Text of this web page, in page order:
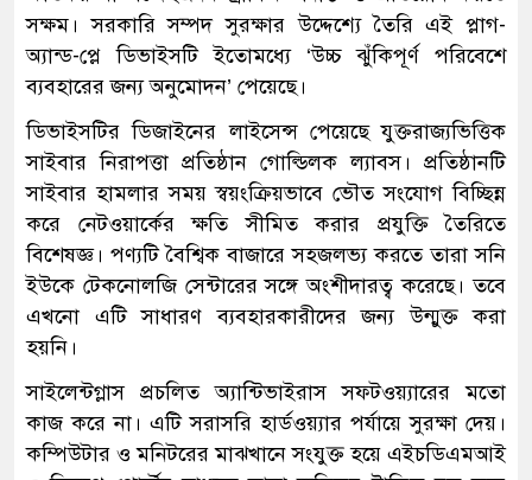
সক্ষম। সরকারি সম্পদ সুরক্ষার উদ্দেশ্যে তৈরি এই প্লাগ-
অ্যান্ড-প্লে ডিভাইসটি ইতোমধ্যে ‘উচ্চ ঝুঁকিপূর্ণ পরিবেশে
ব্যবহারের জন্য অনুমোদন’ পেয়েছে।
ডিভাইসটির ডিজাইনের লাইসেন্স পেয়েছে যুক্তরাজ্যভিত্তিক
সাইবার নিরাপত্তা প্রতিষ্ঠান গোল্ডিলক ল্যাবস। প্রতিষ্ঠানটি
সাইবার হামলার সময় স্বয়ংক্রিয়ভাবে ভৌত সংযোগ বিচ্ছিন্ন
করে নেটওয়ার্কের ক্ষতি সীমিত করার প্রযুক্তি তৈরিতে
বিশেষজ্ঞ। পণ্যটি বৈশ্বিক বাজারে সহজলভ্য করতে তারা সনি
ইউকে টেকনোলজি সেন্টারের সঙ্গে অংশীদারত্ব করেছে। তবে
এখনো এটি সাধারণ ব্যবহারকারীদের জন্য উন্মুক্ত করা
হয়নি।
সাইলেন্টগ্লাস প্রচলিত অ্যান্টিভাইরাস সফটওয়্যারের মতো
কাজ করে না। এটি সরাসরি হার্ডওয়্যার পর্যায়ে সুরক্ষা দেয়।
কম্পিউটার ও মনিটরের মাঝখানে সংযুক্ত হয়ে এইচডিএমআই